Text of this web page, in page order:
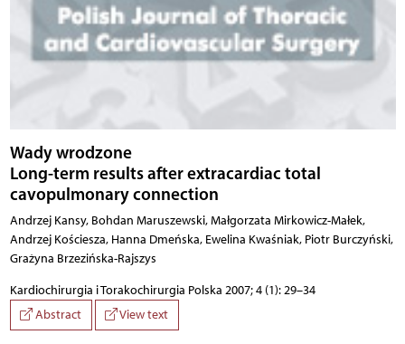
Wady wrodzone
Long-term results after extracardiac total
cavopulmonary connection
Andrzej Kansy, Bohdan Maruszewski, Małgorzata Mirkowicz-Małek,
Andrzej Kościesza, Hanna Dmeńska, Ewelina Kwaśniak, Piotr Burczyński,
Grażyna Brzezińska-Rajszys
Kardiochirurgia i Torakochirurgia Polska 2007; 4 (1): 29–34
Abstract
View text